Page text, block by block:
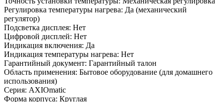
Регулировка температуры нагрева: Да (механический
регулятор)
Подсветка дисплея: Нет
Цифровой дисплей: Нет
Индикация включения: Да
Индикация температуры нагрева: Нет
Гарантийный документ: Гарантийный талон
Область применения: Бытовое оборудование (для домашнего
использования)
Серия: AXIOmatic
Форма корпуса: Круглая